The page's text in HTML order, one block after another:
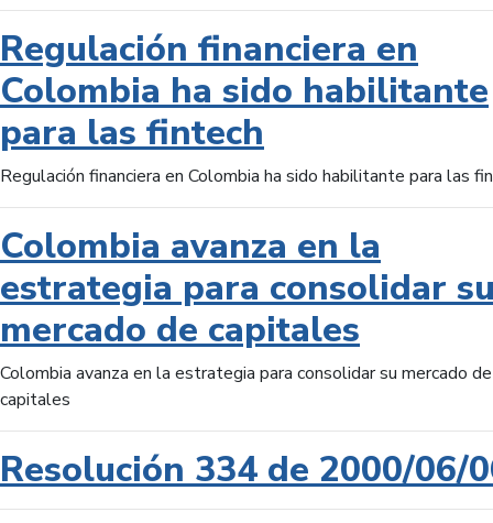
Regulación financiera en
Colombia ha sido habilitante
para las fintech
Regulación financiera en Colombia ha sido habilitante para las
Colombia avanza en la
estrategia para consolidar
mercado de capitales
Colombia avanza en la estrategia para consolidar su mercado de
capitales
Resolución 334 de 2000/06/